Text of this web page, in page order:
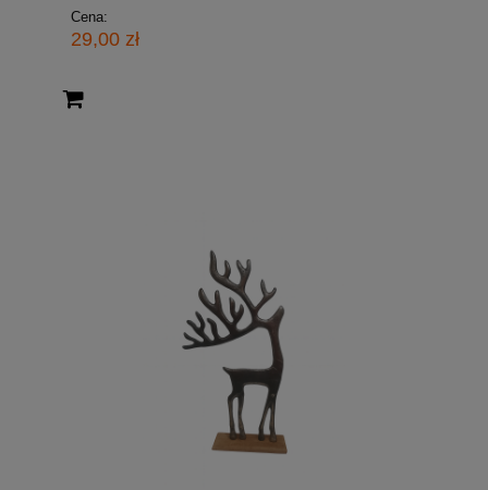
Cena:
29,00 zł